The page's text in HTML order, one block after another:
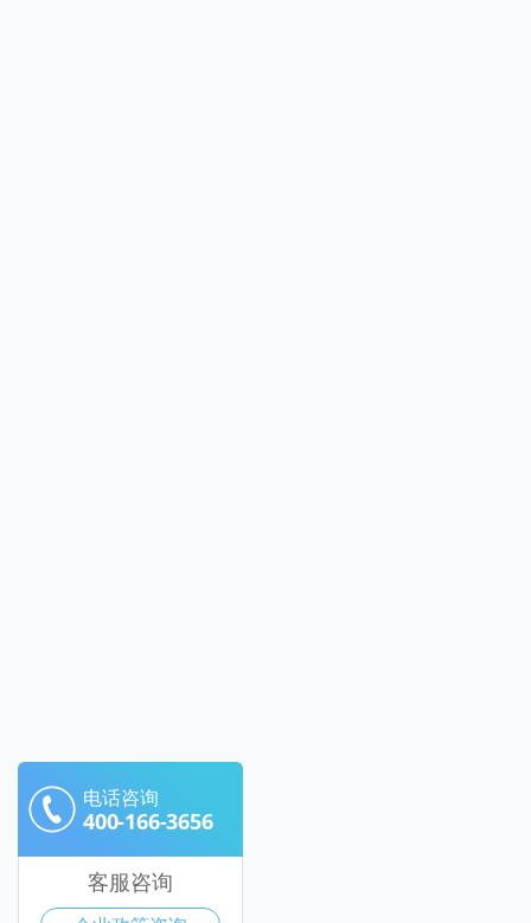
电话咨询
400-166-3656
客服咨询